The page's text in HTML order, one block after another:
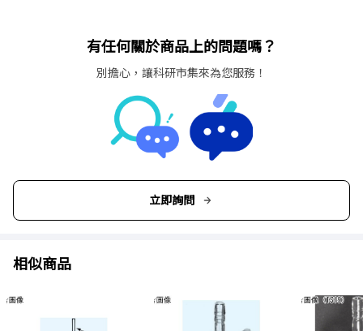
有任何關於商品上的問題嗎？
別擔心，讓科研市集來為您服務！
立即詢問
相似商品